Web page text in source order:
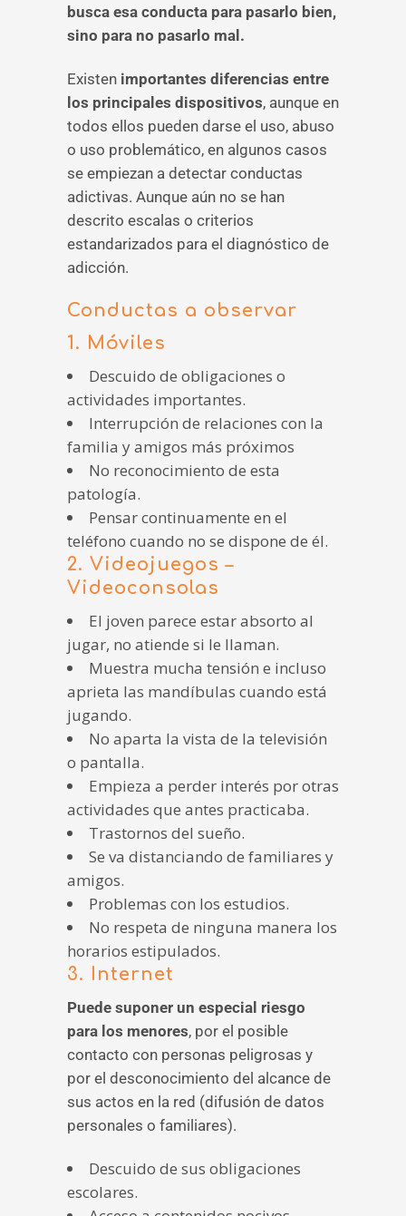
busca esa conducta para pasarlo bien,
sino para no pasarlo mal.
Existen importantes diferencias entre
los principales dispositivos, aunque en
todos ellos pueden darse el uso, abuso
o uso problemático, en algunos casos
se empiezan a detectar conductas
adictivas. Aunque aún no se han
descrito escalas o criterios
estandarizados para el diagnóstico de
adicción.
Conductas a observar
1. Móviles
Descuido de obligaciones o
actividades importantes.
Interrupción de relaciones con la
familia y amigos más próximos
No reconocimiento de esta
patología.
Pensar continuamente en el
teléfono cuando no se dispone de él.
2. Videojuegos –
Videoconsolas
El joven parece estar absorto al
jugar, no atiende si le llaman.
Muestra mucha tensión e incluso
aprieta las mandíbulas cuando está
jugando.
No aparta la vista de la televisión
o pantalla.
Empieza a perder interés por otras
actividades que antes practicaba.
Trastornos del sueño.
Se va distanciando de familiares y
amigos.
Problemas con los estudios.
No respeta de ninguna manera los
horarios estipulados.
3. Internet
Puede suponer un especial riesgo
para los menores, por el posible
contacto con personas peligrosas y
por el desconocimiento del alcance de
sus actos en la red (difusión de datos
personales o familiares).
Descuido de sus obligaciones
escolares.